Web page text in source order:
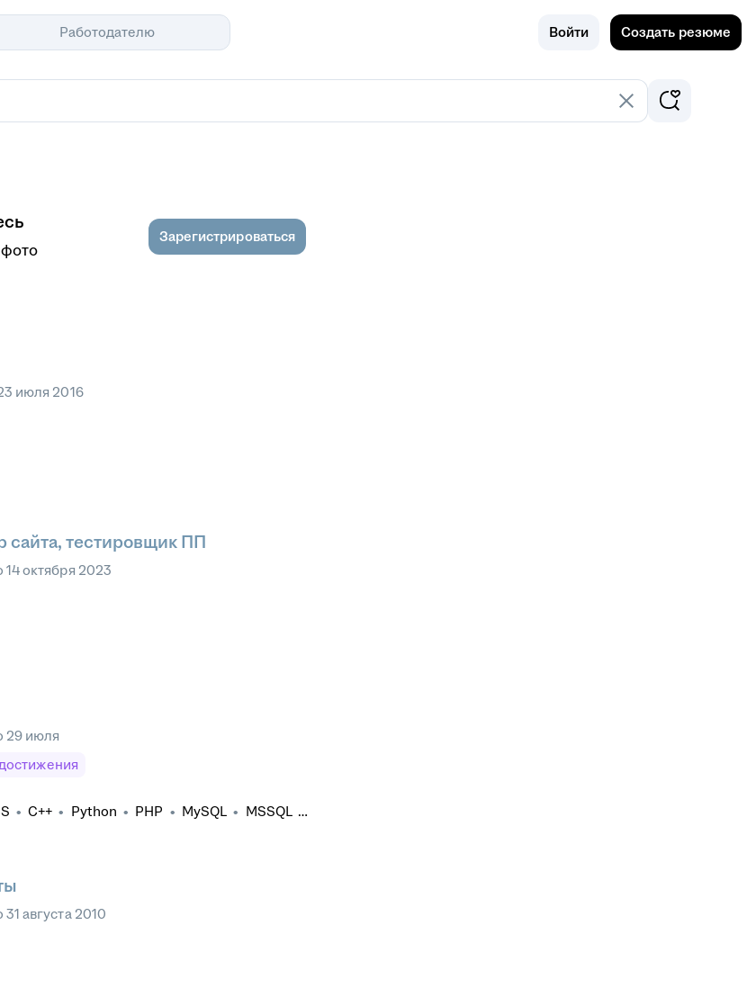
Работодателю Войти Создать резюме
Зарегистрироваться
июля 2016
сайта, тестировщик ПП
14 октября 2023
29 июля
• C++ • Python • PHP • MySQL • MSSQL •
31 августа 2010